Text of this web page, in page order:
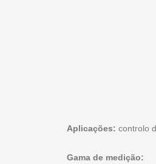
Aplicações: controlo
Gama de medição: